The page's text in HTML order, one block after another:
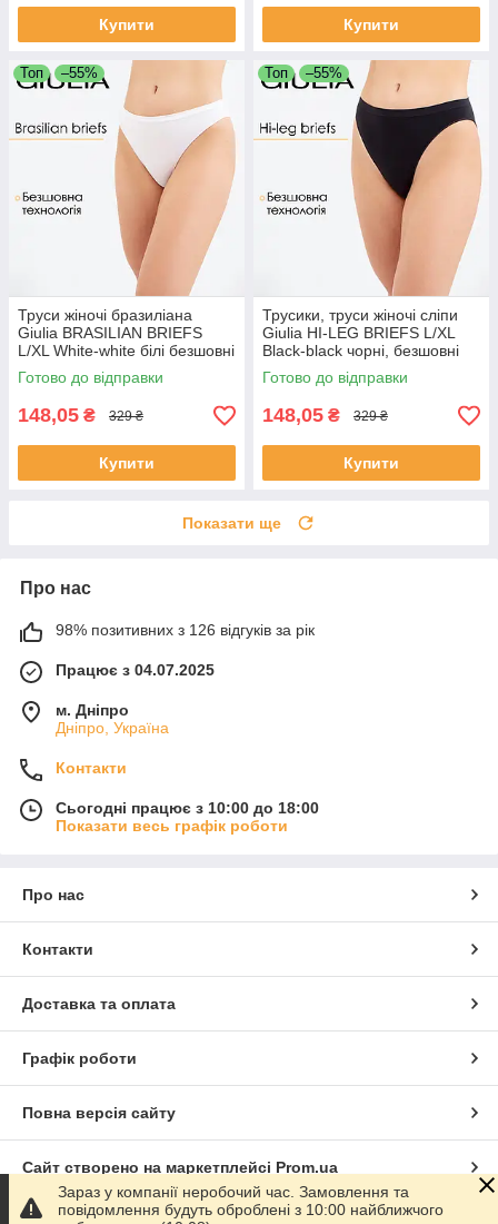
Купити Купити
Топ –55%
Труси жіночі бразиліана
Giulia BRASILIAN BRIEFS
L/XL White-white білі безшовні
Готово до відправки
148,05 ₴ 329 ₴
Купити
Топ –55%
Трусики, труси жіночі сліпи
Giulia HI-LEG BRIEFS L/XL
Black-black чорні, безшовні
Готово до відправки
148,05 ₴ 329 ₴
Купити
Показати ще
Про нас
98% позитивних з 126 відгуків за рік
Працює з 04.07.2025
м. Дніпро
Дніпро, Україна
Контакти
Сьогодні працює з 10:00 до 18:00
Показати весь графік роботи
Про нас
Контакти
Доставка та оплата
Графік роботи
Повна версія сайту
Сайт створено на маркетплейсі Prom.ua
Зараз у компанії неробочий час. Замовлення та
повідомлення будуть оброблені з 10:00 найближчого